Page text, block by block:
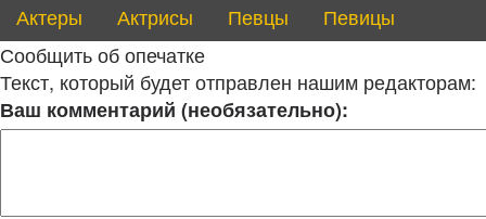
Актеры
Актрисы Певцы
Певицы
Сообщить об опечатке
Текст, который будет отправлен нашим редакторам:
Ваш комментарий (необязательно):